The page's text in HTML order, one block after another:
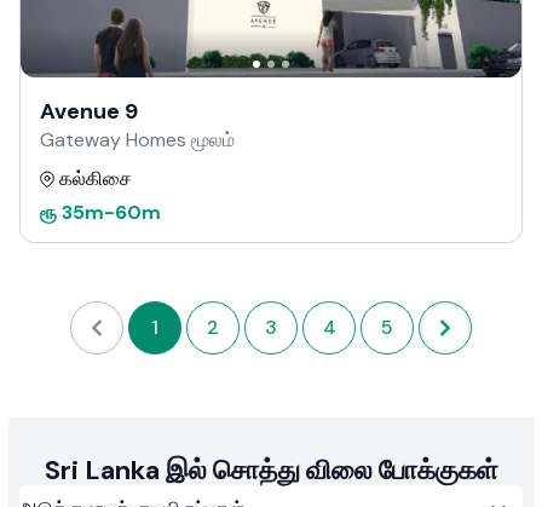
Avenue 9
Gateway Homes மூலம்
கல்கிசை
ரூ35m-60m
1 2 3 4 5
Sri Lanka இல் சொத்து விலை போக்குகள்